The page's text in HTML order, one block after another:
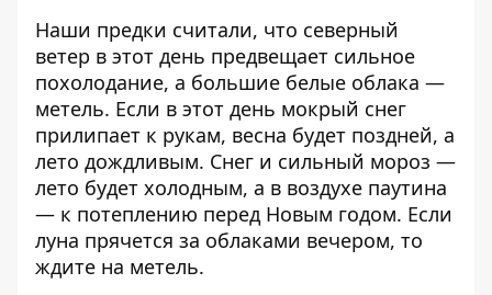
Наши предки считали, что северный
ветер в этот день предвещает сильное
похолодание, а большие белые облака —
метель. Если в этот день мокрый снег
прилипает к рукам, весна будет поздней, а
лето дождливым. Снег и сильный мороз —
лето будет холодным, а в воздухе паутина
— к потеплению перед Новым годом. Если
луна прячется за облаками вечером, то
ждите на метель.